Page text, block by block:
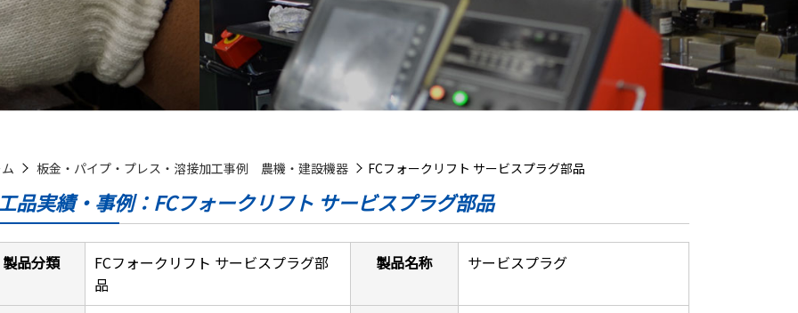
板金・パイプ・プレス・溶接加工事例 農機・建設機器 FCフォークリフト サービスプラグ部品
品実績・事例：FCフォークリフト サービスプラグ部品
製品分類
FCフォークリフト サービスプラグ部
品
製品名称 サービスプラグ